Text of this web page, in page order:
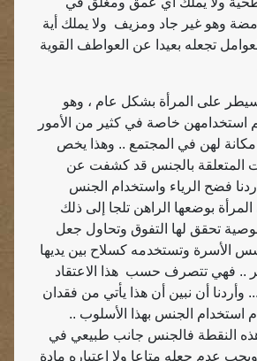
وهو غير جاد ومزيف ولا يملك أية
تجعله بعيدا عن العواطف القوية
على المرأة بشكل عام ، وهو
استخدامهن خاصة في كثير من الأمور
لهن في المجتمع .. وهذا يخص
المتعلقة بالجنس قد كشفت عن
فضح الرياء واستخدام الجنس
بوضعها الراهن تلجا إلى ذلك
تحقق لها التفوق وتحاول جعل
وتستخدمه كسلاح بين يديها
.. فهي تتصرف حسب هذا الاعتقاد
أن نبين أن هذا يأتي من فقدان
الجنس بهذا الأسلوب ..
النقطة فالجنس جانب طبيعي في
عدم جعله متاعا ولا اعتباره مادة